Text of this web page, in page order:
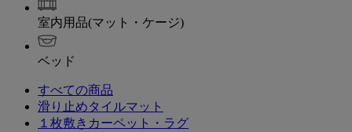
室内用品(マット・ケージ)
ベッド
すべての商品
滑り止めタイルマット
１枚敷きカーペット・ラグ